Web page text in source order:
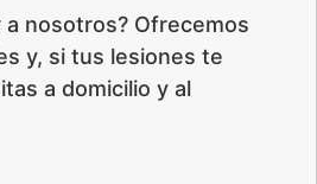
a nosotros? Ofrecemos
y, si tus lesiones te
a domicilio y al